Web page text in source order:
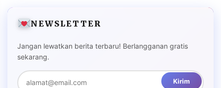
NEWSLETTER
Jangan lewatkan berita terbaru! Berlangganan gratis
sekarang.
Kirim